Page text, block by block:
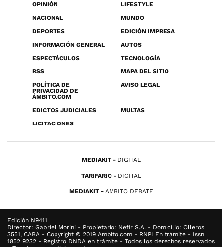
OPINIÓN
LIFESTYLE
NACIONAL
MUNDO
DEPORTES
EDICIÓN IMPRESA
INFORMACIÓN GENERAL
AUTOS
ESPECTÁCULOS
TECNOLOGÍA
RSS
MAPA DEL SITIO
POLÍTICA DE
PRIVACIDAD DE
ÁMBITO.COM
AVISO LEGAL
EDICTOS JUDICIALES
MULTAS
LICITACIONES
MEDIAKIT DIGITAL
TARIFARIO DIGITAL
MEDIAKIT AMBITO DEBATE
Edición N9411
Director: Gabriel Morini - Propietario: Nefir S.A. - Domicilio: Olleros
3551, CABA - Copyright © 2019 Ambito.com - RNPI En trámite - Issn
1852 9232 - Registro DNDA en trámite - Todos los derechos reservados